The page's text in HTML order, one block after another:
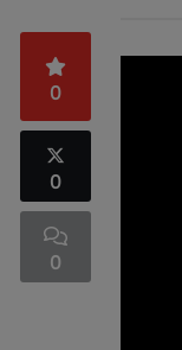
0
0
0